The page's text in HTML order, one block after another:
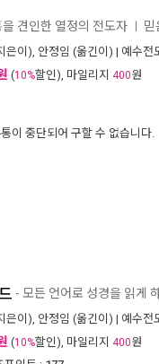
을 견인한 열정의 전도자 믿
은이), 안정임 (옮긴이) | 예수전
(10%할인), 마일리지 400원
이 중단되어 구할 수 없습니다.
- 모든 언어로 성경을 읽게
은이), 안정임 (옮긴이) | 예수전
(10%할인), 마일리지 400원